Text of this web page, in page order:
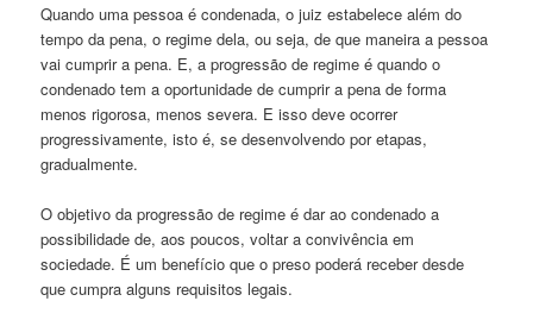
Quando uma pessoa é condenada, o juiz estabelece além do
tempo da pena, o regime dela, ou seja, de que maneira a pessoa
vai cumprir a pena. E, a progressão de regime é quando o
condenado tem a oportunidade de cumprir a pena de forma
menos rigorosa, menos severa. E isso deve ocorrer
progressivamente, isto é, se desenvolvendo por etapas,
gradualmente.
O objetivo da progressão de regime é dar ao condenado a
possibilidade de, aos poucos, voltar a convivência em
sociedade. É um benefício que o preso poderá receber desde
que cumpra alguns requisitos legais.